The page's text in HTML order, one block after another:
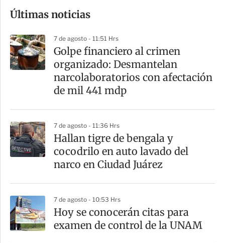
m
a
r
t
Últimas noticias
7 de agosto - 11:51 Hrs
Golpe financiero al crimen
organizado: Desmantelan
narcolaboratorios con afectación
de mil 441 mdp
7 de agosto - 11:36 Hrs
Hallan tigre de bengala y
cocodrilo en auto lavado del
narco en Ciudad Juárez
7 de agosto - 10:53 Hrs
Hoy se conocerán citas para
examen de control de la UNAM